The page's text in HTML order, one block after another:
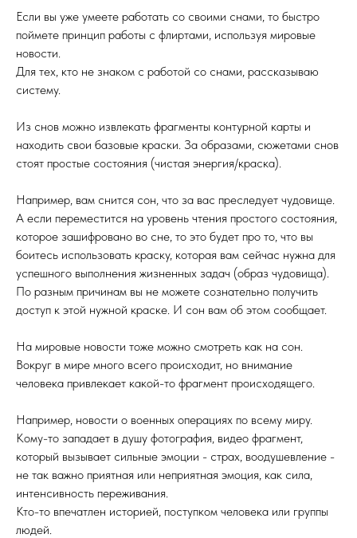
Если вы уже умеете работать со своими снами, то быстро
поймете принцип работы с флиртами, используя мировые
новости.
Для тех, кто не знаком с работой со снами, рассказываю
систему.
Из снов можно извлекать фрагменты контурной карты и
находить свои базовые краски. За образами, сюжетами снов
стоят простые состояния (чистая энергия/краска).
Например, вам снится сон, что за вас преследует чудовище.
А если переместится на уровень чтения простого состояния,
которое зашифровано во сне, то это будет про то, что вы
боитесь использовать краску, которая вам сейчас нужна для
успешного выполнения жизненных задач (образ чудовища).
По разным причинам вы не можете сознательно получить
доступ к этой нужной краске. И сон вам об этом сообщает.
На мировые новости тоже можно смотреть как на сон.
Вокруг в мире много всего происходит, но внимание
человека привлекает какой-то фрагмент происходящего.
Например, новости о военных операциях по всему миру.
Кому-то западает в душу фотография, видео фрагмент,
который вызывает сильные эмоции - страх, воодушевление -
не так важно приятная или неприятная эмоция, как сила,
интенсивность переживания.
Кто-то впечатлен историей, поступком человека или группы
людей.